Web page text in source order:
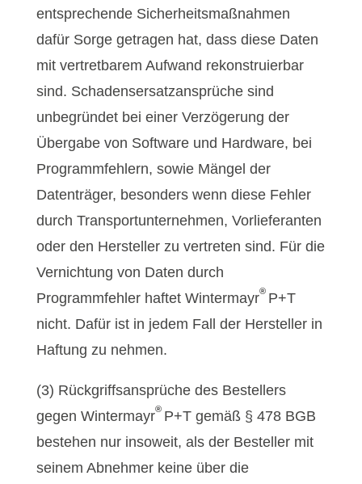
entsprechende Sicherheitsmaßnahmen
dafür Sorge getragen hat, dass diese Daten
mit vertretbarem Aufwand rekonstruierbar
sind. Schadensersatzansprüche sind
unbegründet bei einer Verzögerung der
Übergabe von Software und Hardware, bei
Programmfehlern, sowie Mängel der
Datenträger, besonders wenn diese Fehler
durch Transportunternehmen, Vorlieferanten
oder den Hersteller zu vertreten sind. Für die
Vernichtung von Daten durch
Programmfehler haftet Wintermayr® P+T
nicht. Dafür ist in jedem Fall der Hersteller in
Haftung zu nehmen.
(3) Rückgriffsansprüche des Bestellers
gegen Wintermayr® P+T gemäß § 478 BGB
bestehen nur insoweit, als der Besteller mit
seinem Abnehmer keine über die